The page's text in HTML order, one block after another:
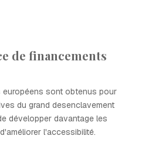
de financements
européens sont obtenus pour
du grand desenclavement
développer davantage les
l'accessibilité.